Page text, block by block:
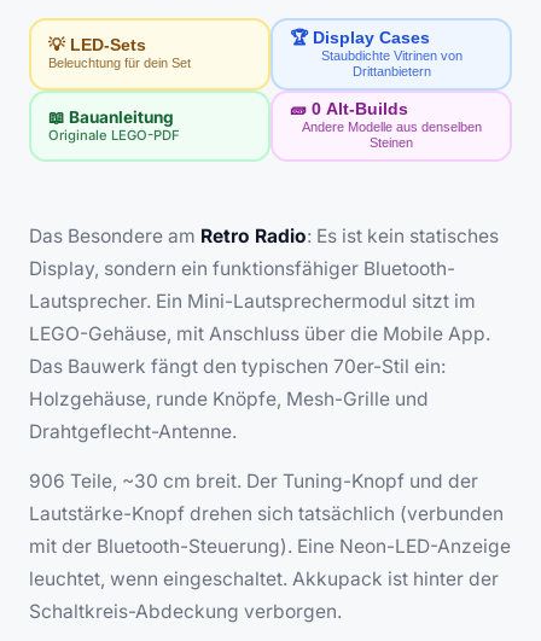
💡 LED-Sets
Beleuchtung für dein Set
🏆 Display Cases
Staubdichte Vitrinen von
Drittanbietern
📖 Bauanleitung
Originale LEGO-PDF
🧱 0 Alt-Builds
Andere Modelle aus denselben
Steinen
Das Besondere am Retro Radio: Es ist kein statisches
Display, sondern ein funktionsfähiger Bluetooth-
Lautsprecher. Ein Mini-Lautsprechermodul sitzt im
LEGO-Gehäuse, mit Anschluss über die Mobile App.
Das Bauwerk fängt den typischen 70er-Stil ein:
Holzgehäuse, runde Knöpfe, Mesh-Grille und
Drahtgeflecht-Antenne.
906 Teile, ~30 cm breit. Der Tuning-Knopf und der
Lautstärke-Knopf drehen sich tatsächlich (verbunden
mit der Bluetooth-Steuerung). Eine Neon-LED-Anzeige
leuchtet, wenn eingeschaltet. Akkupack ist hinter der
Schaltkreis-Abdeckung verborgen.